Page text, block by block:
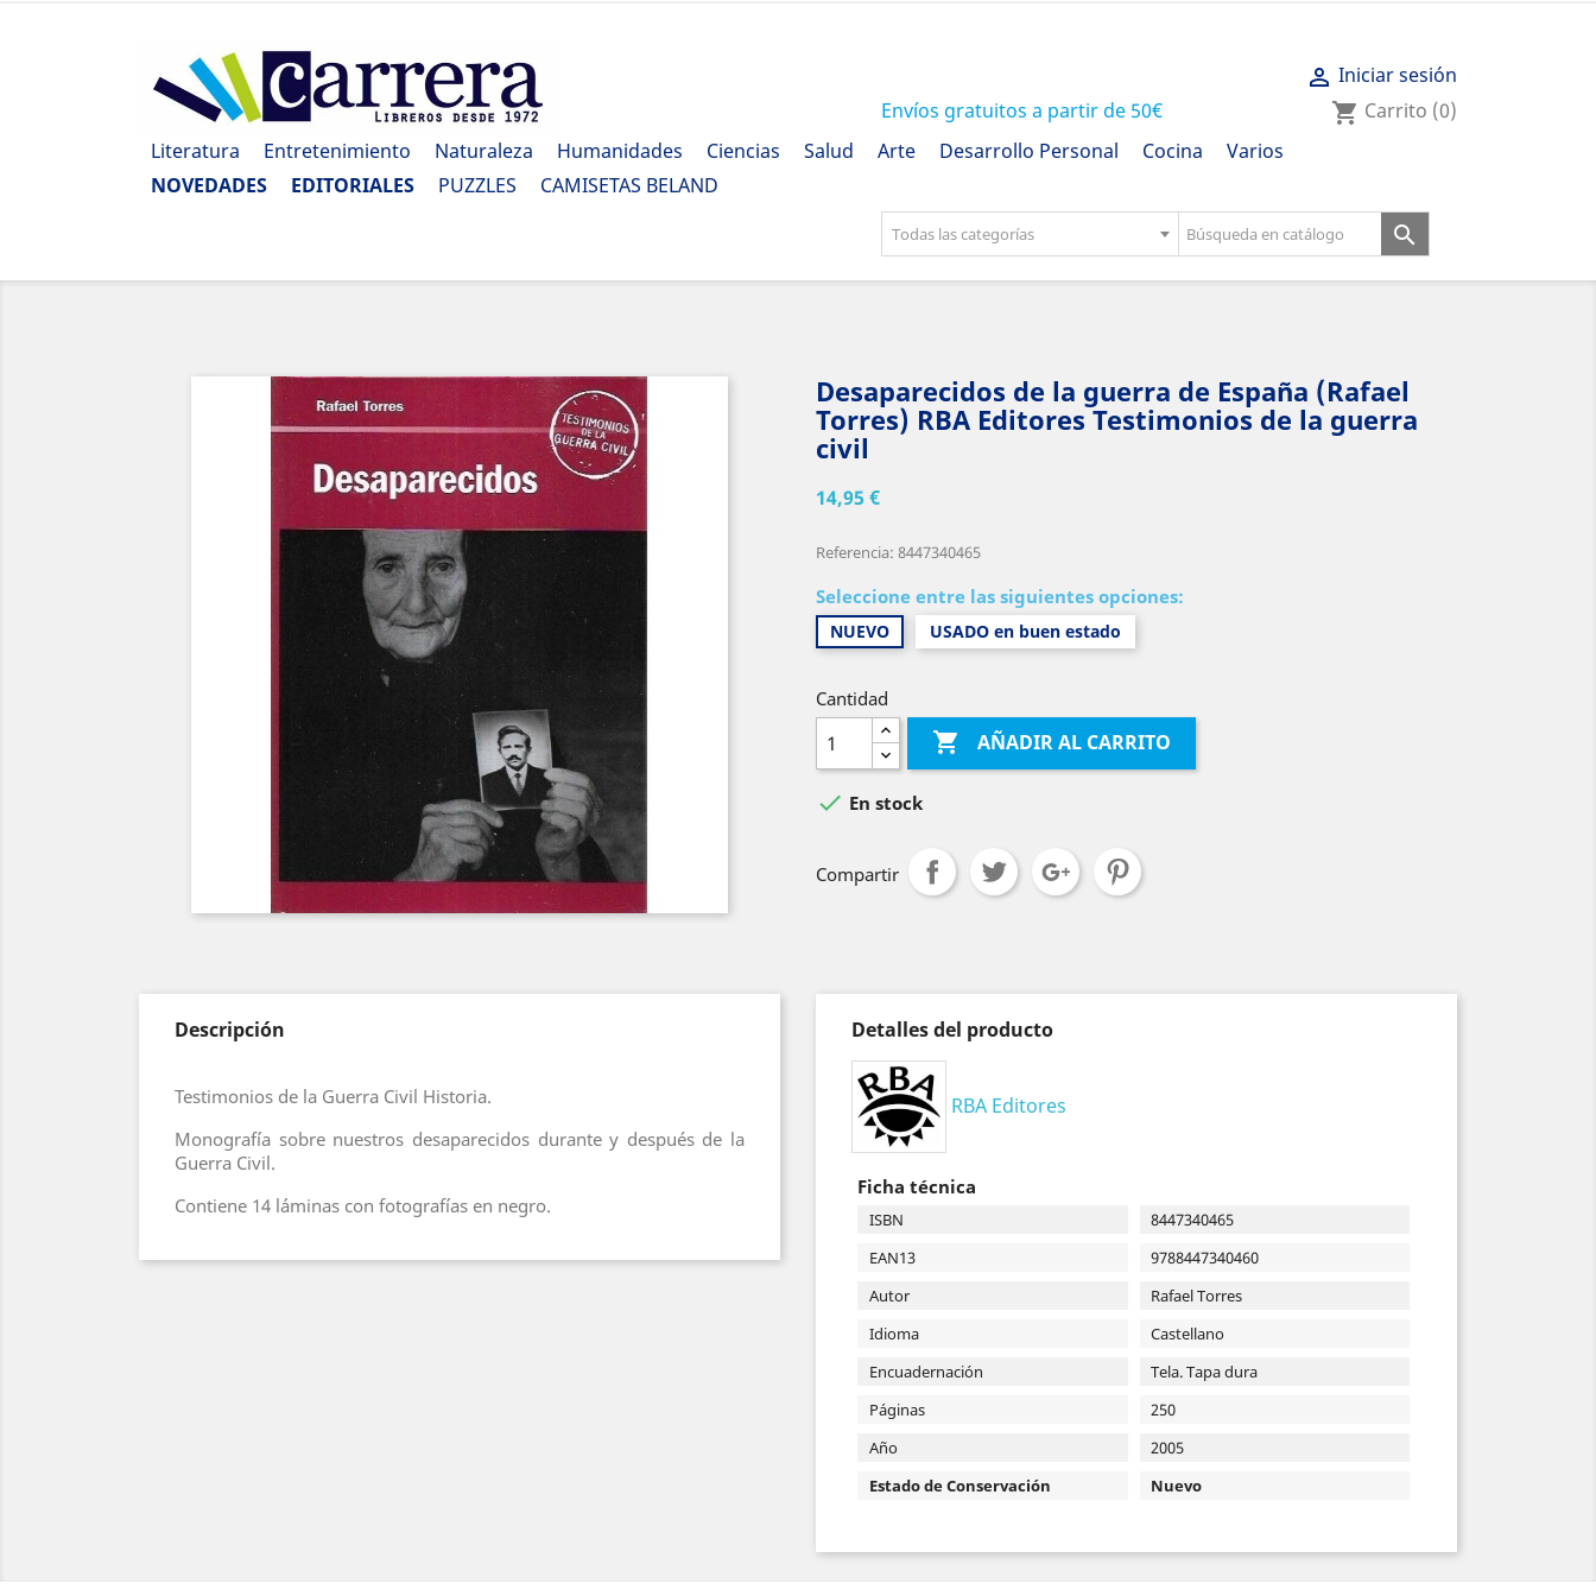
Envíos gratuitos a partir de 50€
Literatura
Entretenimiento Naturaleza Humanidades Ciencias Salud Arte Desarrollo Personal Cocina
Varios
NOVEDADES
EDITORIALES PUZZLES CAMISETAS BELAND
 Iniciar sesión
shopping_cart Carrito (0)
Todas las categorías 
Desaparecidos de la guerra de España (Rafael
Torres) RBA Editores Testimonios de la guerra
civil
14,95 €
Referencia: 8447340465
Seleccione entre las siguientes opciones:
NUEVO USADO en buen estado
Cantidad
 AÑADIR AL CARRITO
 En stock
Compartir
Descripción
Testimonios de la Guerra Civil Historia.
Monografía sobre nuestros desaparecidos durante y después de la
Guerra Civil.
Contiene 14 láminas con fotografías en negro.
Detalles del producto
RBA Editores
Ficha técnica
ISBN
8447340465
EAN13
9788447340460
Autor
Rafael Torres
Idioma
Castellano
Encuadernación
Tela. Tapa dura
Páginas
250
Año
2005
Estado de Conservación
Nuevo